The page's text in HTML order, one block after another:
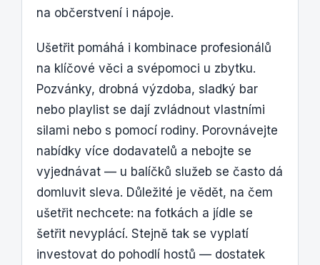
na občerstvení i nápoje.
Ušetřit pomáhá i kombinace profesionálů
na klíčové věci a svépomoci u zbytku.
Pozvánky, drobná výzdoba, sladký bar
nebo playlist se dají zvládnout vlastními
silami nebo s pomocí rodiny. Porovnávejte
nabídky více dodavatelů a nebojte se
vyjednávat — u balíčků služeb se často dá
domluvit sleva. Důležité je vědět, na čem
ušetřit nechcete: na fotkách a jídle se
šetřit nevyplácí. Stejně tak se vyplatí
investovat do pohodlí hostů — dostatek